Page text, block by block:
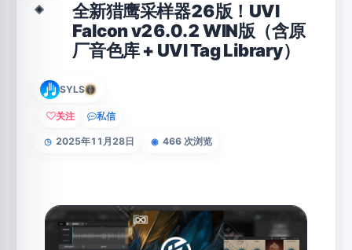
◈
全新猎鹰采样器26版！UVI
Falcon v26.0.2 WIN版（含原
厂音色库 + UVI Tag Library）
SYLS
关注 私信
◷ 2025年11月28日 ◉ 466 次浏览